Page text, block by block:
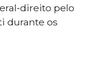
direito pelo
durante os